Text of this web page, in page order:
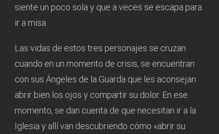
siente un poco sola y que a veces se escapa para
ir a misa.
Las vidas de estos tres personajes se cruzan
cuando en un momento de crisis, se encuentran
con sus Ángeles de la Guarda que les aconsejan
abrir bien los ojos y compartir su dolor. En ese
momento, se dan cuenta de que necesitan ir a la
Iglesia y allí van descubriendo cómo «abrir su